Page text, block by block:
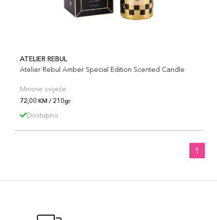
ATELIER REBUL
Atelier Rebul Amber Special Edition Scented Candle
Mirisne svijeće
72,00 KM / 210gr
Dostupno
1